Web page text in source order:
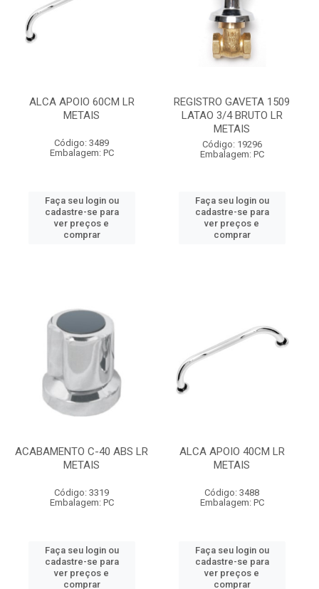
ALCA APOIO 60CM LR
METAIS
Código: 3489
Embalagem: PC
Faça seu login ou
cadastre-se para
ver preços e
comprar
REGISTRO GAVETA 1509
LATAO 3/4 BRUTO LR
METAIS
Código: 19296
Embalagem: PC
Faça seu login ou
cadastre-se para
ver preços e
comprar
ACABAMENTO C-40 ABS LR
METAIS
Código: 3319
Embalagem: PC
Faça seu login ou
cadastre-se para
ver preços e
comprar
ALCA APOIO 40CM LR
METAIS
Código: 3488
Embalagem: PC
Faça seu login ou
cadastre-se para
ver preços e
comprar